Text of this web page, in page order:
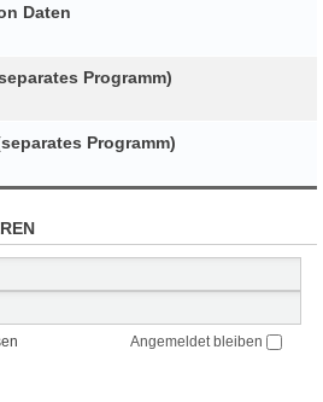
Daten
Programm)
Programm)
Angemeldet bleiben